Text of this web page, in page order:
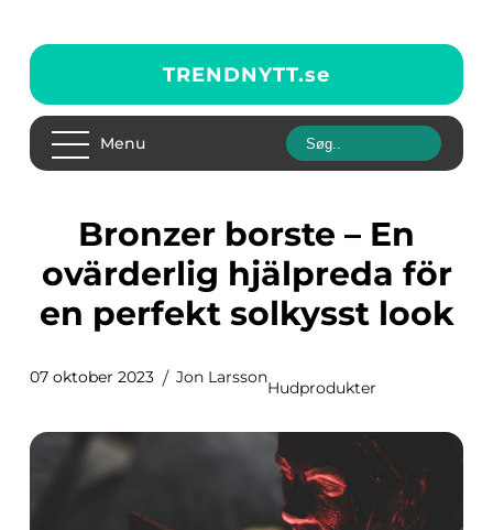
TRENDNYTT.se
Menu
Bronzer borste – En
ovärderlig hjälpreda för
en perfekt solkysst look
07 oktober 2023 Jon Larsson
Hudprodukter